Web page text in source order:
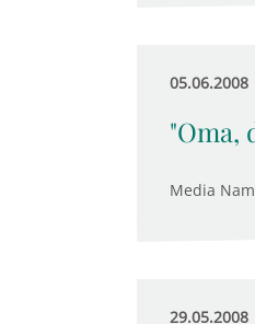
05.06.2008
"Oma,
Media
29.05.2008